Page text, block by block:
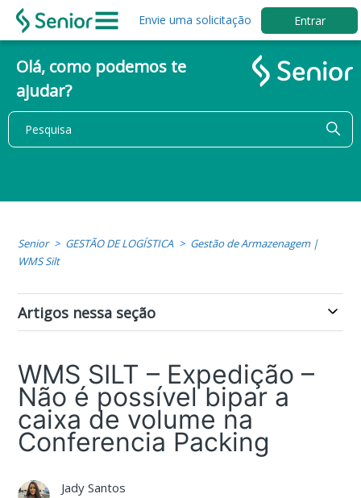
Envie uma solicitação Entrar
Olá, como podemos te
ajudar?
Senior GESTÃO DE LOGÍSTICA
Gestão de Armazenagem |
WMS Silt
Artigos nessa seção
WMS SILT – Expedição –
Não é possível bipar a
caixa de volume na
Conferencia Packing
Jady Santos